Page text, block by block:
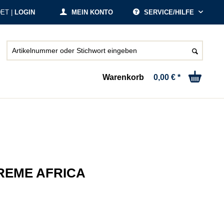
SERVICE/HILFE
MEIN KONTO
| LOGIN
Warenkorb 0,00 € *
AFRICA